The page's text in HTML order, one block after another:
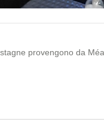
provengono da